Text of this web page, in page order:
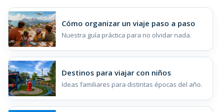
Cómo organizar un viaje paso a paso
Nuestra guía práctica para no olvidar nada.
Destinos para viajar con niños
Ideas familiares para distintas épocas del año.